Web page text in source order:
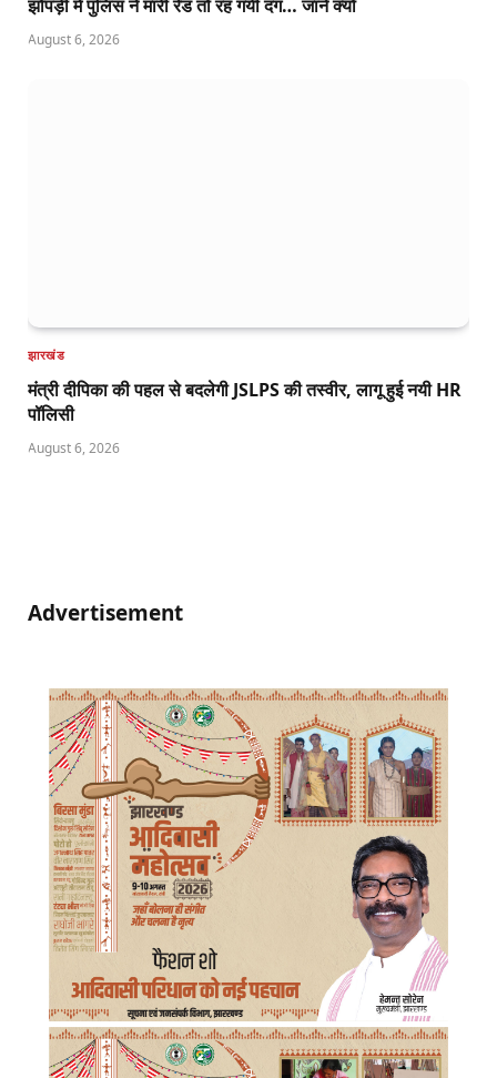
झोपड़ी में पुलिस ने मारी रेड तो रह गयी दंग… जानें क्यों
August 6, 2026
झारखंड
मंत्री दीपिका की पहल से बदलेगी JSLPS की तस्वीर, लागू हुई नयी HR
पॉलिसी
August 6, 2026
Advertisement